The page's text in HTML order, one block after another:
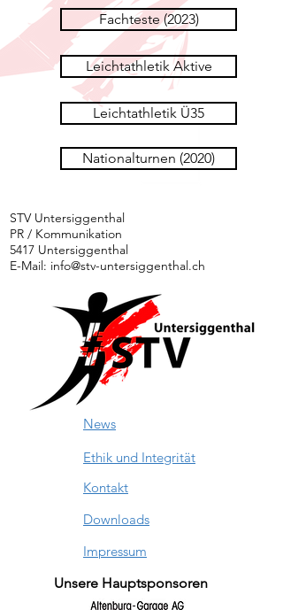
Fachteste (2023)
Leichtathletik Aktive
Leichtathletik Ü35
Nationalturnen (2020)
STV Untersiggenthal
PR / Kommunikation
5417 Untersiggenthal
E-Mail: info@stv-untersiggenthal.ch
News
Ethik und Integrität
Kontakt
Downloads
Impressum
Unsere Hauptsponsoren